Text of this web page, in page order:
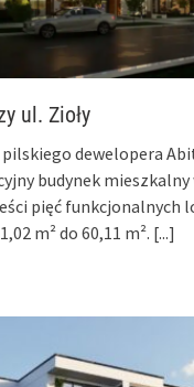
ul. Zioły
dewelopera
budynek
pięć funkcjonalnych
m² do 60,11 m². [...]